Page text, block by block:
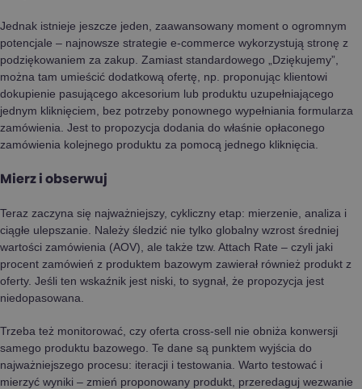
Jednak istnieje jeszcze jeden, zaawansowany moment o ogromnym
potencjale – najnowsze strategie e-commerce wykorzystują stronę z
podziękowaniem za zakup. Zamiast standardowego „Dziękujemy”,
można tam umieścić dodatkową ofertę, np. proponując klientowi
dokupienie pasującego akcesorium lub produktu uzupełniającego
jednym kliknięciem, bez potrzeby ponownego wypełniania formularza
zamówienia. Jest to propozycja dodania do właśnie opłaconego
zamówienia kolejnego produktu za pomocą jednego kliknięcia.
Mierz i obserwuj
Teraz zaczyna się najważniejszy, cykliczny etap: mierzenie, analiza i
ciągłe ulepszanie. Należy śledzić nie tylko globalny wzrost średniej
wartości zamówienia (AOV), ale także tzw. Attach Rate – czyli jaki
procent zamówień z produktem bazowym zawierał również produkt z
oferty. Jeśli ten wskaźnik jest niski, to sygnał, że propozycja jest
niedopasowana.
Trzeba też monitorować, czy oferta cross-sell nie obniża konwersji
samego produktu bazowego. Te dane są punktem wyjścia do
najważniejszego procesu: iteracji i testowania. Warto testować i
mierzyć wyniki – zmień proponowany produkt, przeredaguj wezwanie